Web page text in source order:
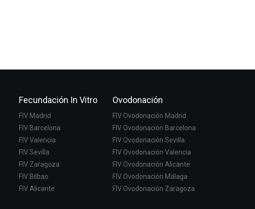
Fecundación In Vitro
FIV Madrid
FIV Barcelona
FIV Valencia
FIV Sevilla
FIV Zaragoza
FIV Bilbao
FIV Alicante
Ovodonación
FIV Ovodonación Madrid
FIV Ovodonación Barcelona
FIV Ovodonación Sevilla
FIV Ovodonación Valencia
FIV Ovodonación Alicante
FIV Ovodonación Málaga
FIV Ovodonación Zaragoza